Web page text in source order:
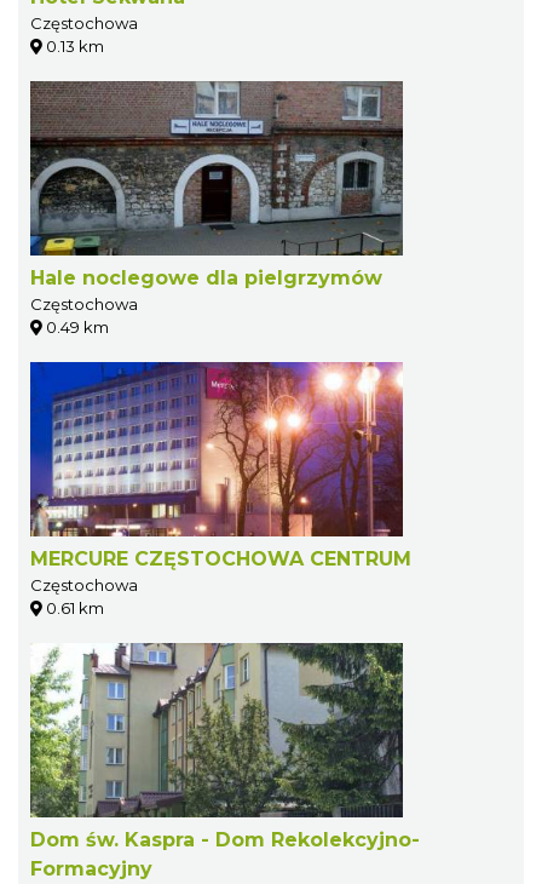
Częstochowa
0.13 km
Hale noclegowe dla pielgrzymów
Częstochowa
0.49 km
MERCURE CZĘSTOCHOWA CENTRUM
Częstochowa
0.61 km
Dom św. Kaspra - Dom Rekolekcyjno-
Formacyjny